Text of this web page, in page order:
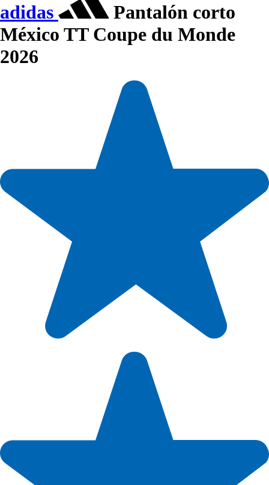
adidas
Pantalón corto
México TT Coupe du Monde
2026